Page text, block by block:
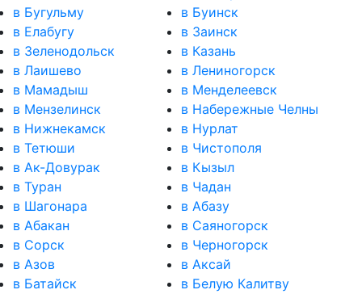
в Бугульму
в Буинск
в Елабугу
в Заинск
в Зеленодольск
в Казань
в Лаишево
в Лениногорск
в Мамадыш
в Менделеевск
в Мензелинск
в Набережные Челны
в Нижнекамск
в Нурлат
в Тетюши
в Чистополя
в Ак-Довурак
в Кызыл
в Туран
в Чадан
в Шагонара
в Абазу
в Абакан
в Саяногорск
в Сорск
в Черногорск
в Азов
в Аксай
в Батайск
в Белую Калитву